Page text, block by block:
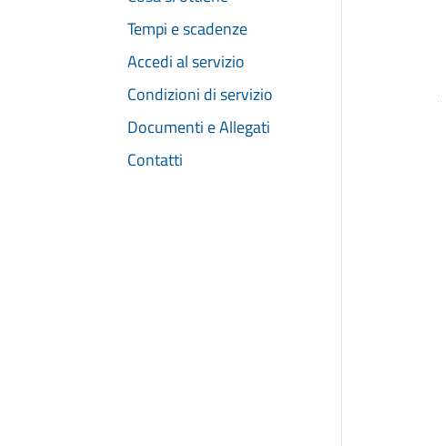
Tempi e scadenze
Accedi al servizio
Condizioni di servizio
Documenti e Allegati
Contatti